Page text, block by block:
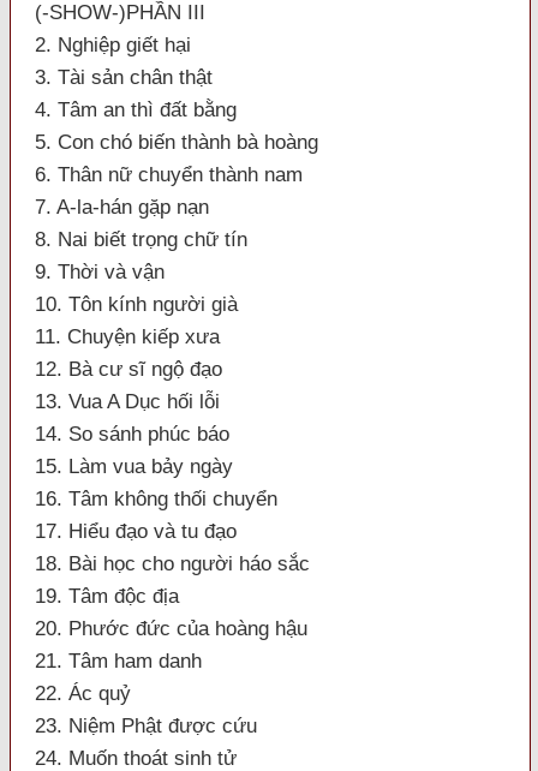
(-SHOW-)PHẦN III
2. Nghiệp giết hại
3. Tài sản chân thật
4. Tâm an thì đất bằng
5. Con chó biến thành bà hoàng
6. Thân nữ chuyển thành nam
7. A-la-hán gặp nạn
8. Nai biết trọng chữ tín
9. Thời và vận
10. Tôn kính người già
11. Chuyện kiếp xưa
12. Bà cư sĩ ngộ đạo
13. Vua A Dục hối lỗi
14. So sánh phúc báo
15. Làm vua bảy ngày
16. Tâm không thối chuyển
17. Hiểu đạo và tu đạo
18. Bài học cho người háo sắc
19. Tâm độc địa
20. Phước đức của hoàng hậu
21. Tâm ham danh
22. Ác quỷ
23. Niệm Phật được cứu
24. Muốn thoát sinh tử